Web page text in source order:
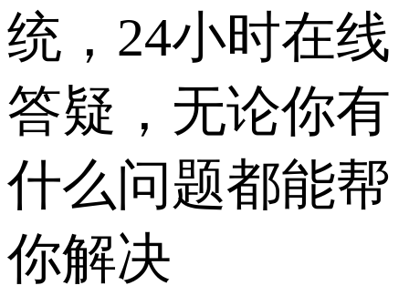
统，24小时在线
答疑，无论你有
什么问题都能帮
你解决